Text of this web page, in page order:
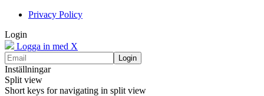
Privacy Policy
Login
Logga in med X
Login
Inställningar
Split view
Short keys for navigating in split view